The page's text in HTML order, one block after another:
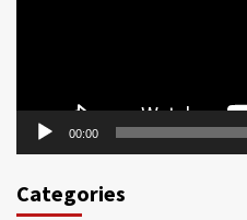
00:00
Categories